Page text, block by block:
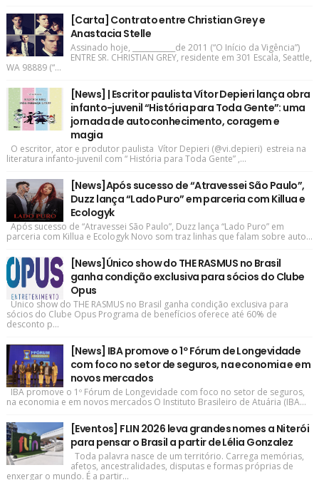
[Carta] Contrato entre Christian Grey e
Anastacia Stelle
Assinado hoje, ____________de 2011 (“O Início da Vigência”)
ENTRE SR. CHRISTIAN GREY, residente em 301 Escala, Seattle,
WA 98889 (“...
[News] | Escritor paulista Vítor Depieri lança obra
infanto-juvenil “História para Toda Gente”: uma
jornada de autoconhecimento, coragem e
magia
O escritor, ator e produtor paulista Vítor Depieri (@vi.depieri) estreia na
literatura infanto-juvenil com “ História para Toda Gente” ,...
[News]Após sucesso de “Atravessei São Paulo”,
Duzz lança “Lado Puro” em parceria com Killua e
Ecologyk
Após sucesso de “Atravessei São Paulo”, Duzz lança “Lado Puro” em
parceria com Killua e Ecologyk Novo som traz linhas que falam sobre auto...
[News]Único show do THE RASMUS no Brasil
ganha condição exclusiva para sócios do Clube
Opus
Único show do THE RASMUS no Brasil ganha condição exclusiva para
sócios do Clube Opus Programa de benefícios oferece até 60% de
desconto p...
[News] IBA promove o 1º Fórum de Longevidade
com foco no setor de seguros, na economia e em
novos mercados
IBA promove o 1º Fórum de Longevidade com foco no setor de seguros,
na economia e em novos mercados O Instituto Brasileiro de Atuária (IBA...
[Eventos] FLIN 2026 leva grandes nomes a Niterói
para pensar o Brasil a partir de Lélia Gonzalez
Toda palavra nasce de um território. Carrega memórias,
afetos, ancestralidades, disputas e formas próprias de
enxergar o mundo. É a partir...